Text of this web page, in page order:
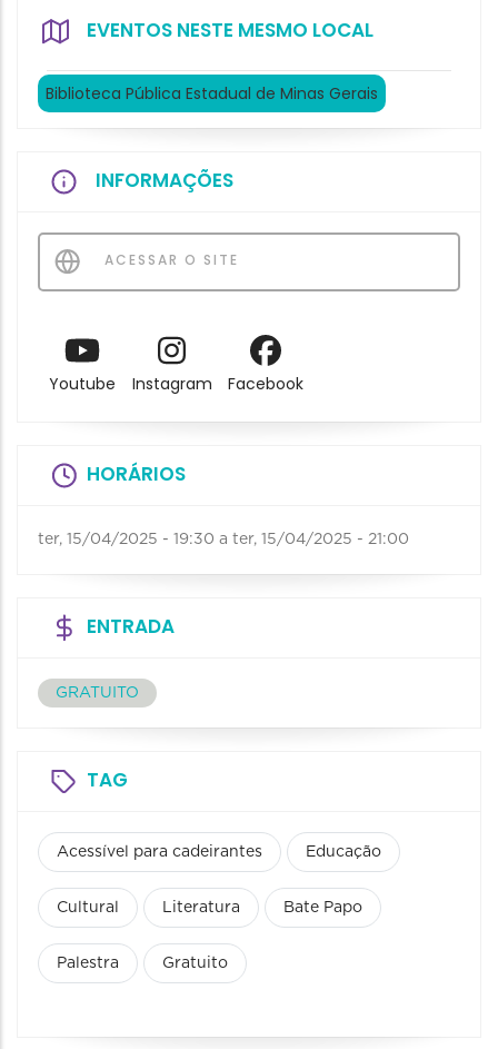
EVENTOS NESTE MESMO LOCAL
Biblioteca Pública Estadual de Minas Gerais
INFORMAÇÕES
ACESSAR O SITE
Youtube Instagram Facebook
HORÁRIOS
ter, 15/04/2025 - 19:30 a ter, 15/04/2025 - 21:00
ENTRADA
GRATUITO
TAG
Acessível para cadeirantes Educação
Cultural Literatura Bate Papo
Palestra Gratuito